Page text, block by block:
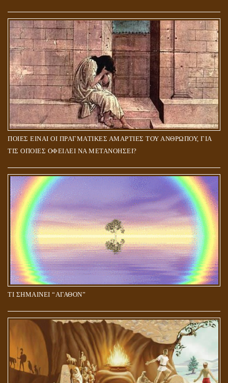
ΠΟΙΕΣ ΕΙΝΑΙ ΟΙ ΠΡΑΓΜΑΤΙΚΕΣ ΑΜΑΡΤΙΕΣ ΤΟΥ ΑΝΘΡΩΠΟΥ, ΓΙΑ
ΤΙΣ ΟΠΟΙΕΣ ΟΦΕΙΛΕΙ ΝΑ ΜΕΤΑΝΟΗΣΕΙ?
ΤΙ ΣΗΜΑΙΝΕΙ “ΑΓΑΘΟΝ”